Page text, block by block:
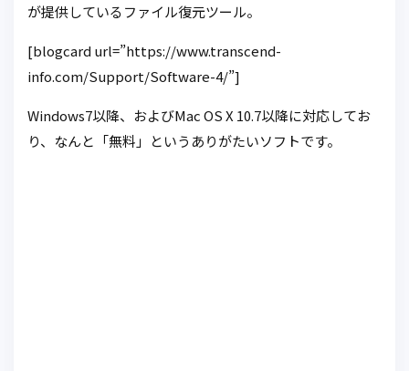
が提供しているファイル復元ツール。
[blogcard url=”https://www.transcend-
info.com/Support/Software-4/”]
Windows7以降、およびMac OS X 10.7以降に対応してお
り、なんと「無料」というありがたいソフトです。